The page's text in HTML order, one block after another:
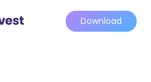
Download